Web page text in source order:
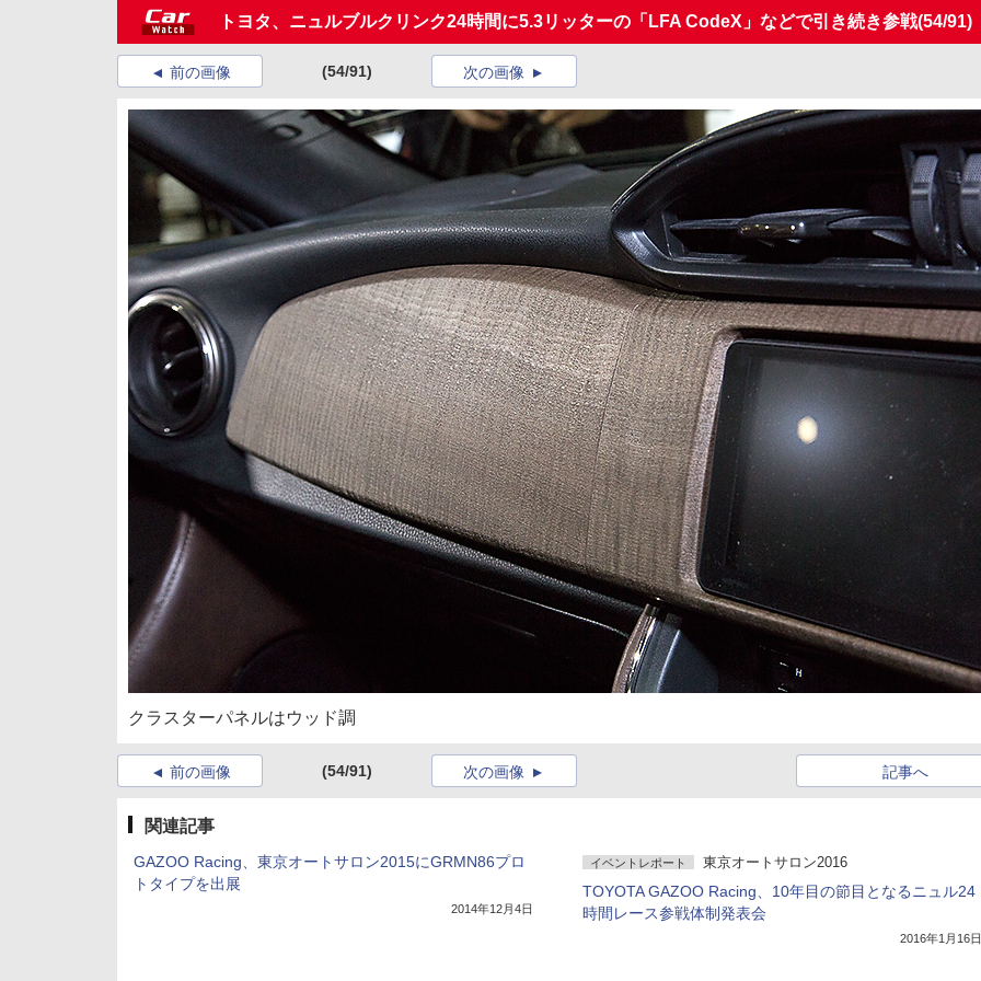
トヨタ、ニュルブルクリンク24時間に5.3リッターの「LFA CodeX」などで引き続き参戦(54/91)
前の画像 (54/91) 次の画像
クラスターパネルはウッド調
前の画像 (54/91) 記事へ
次の画像
関連記事
GAZOO Racing、東京オートサロン2015にGRMN86プロ
トタイプを出展
2014年12月4日
イベントレポート 東京オートサロン2016
TOYOTA GAZOO Racing、10年目の節目となるニュル24
時間レース参戦体制発表会
2016年1月16日